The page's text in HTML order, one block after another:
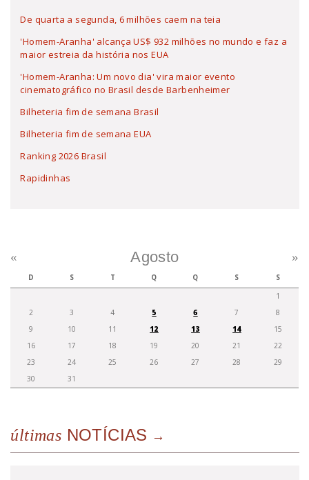
De quarta a segunda, 6 milhões caem na teia
'Homem-Aranha' alcança US$ 932 milhões no mundo e faz a
maior estreia da história nos EUA
'Homem-Aranha: Um novo dia' vira maior evento
cinematográfico no Brasil desde Barbenheimer
Bilheteria fim de semana Brasil
Bilheteria fim de semana EUA
Ranking 2026 Brasil
Rapidinhas
Agosto
« »
D S T Q Q S
S
1
2
3 4 5 6 7
8
9
10 11 12 13 14
15
16
17 18 19 20 21
22
23
24 25 26 27 28
29
30
31
últimas NOTÍCIAS